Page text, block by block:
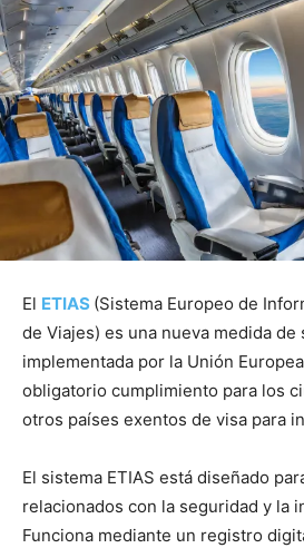
El ETIAS (Sistema Europeo de
de Viajes) es una nueva medida de
implementada por la Unión
obligatorio cumplimiento para los
otros países exentos de visa para
El sistema ETIAS está diseñado
relacionados con la seguridad y la
Funciona mediante un registro